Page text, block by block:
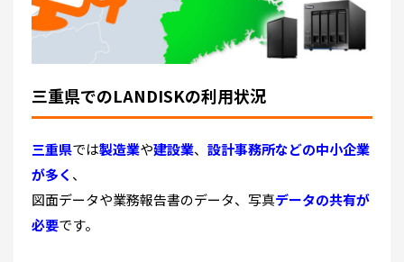
三重県でのLANDISKの利用状況
三重県では製造業や建設業、 設計事務所などの中小企業
が多く 、
図面データや業務報告書のデータ、写真データの共有が
必要です。